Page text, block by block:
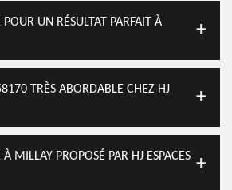
POUR UN RÉSULTAT PARFAIT À
TRÈS ABORDABLE CHEZ HJ
À MILLAY PROPOSÉ PAR HJ ESPACES